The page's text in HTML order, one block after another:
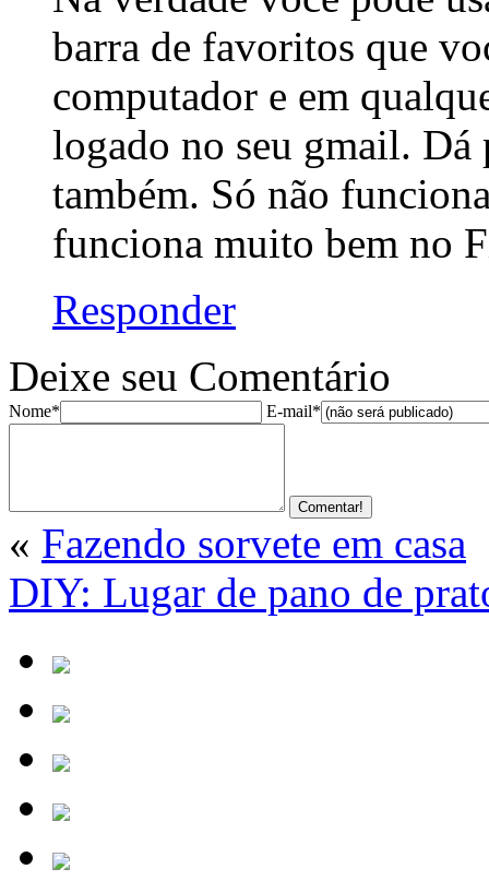
barra de favoritos que
computador e em
logado no seu gmail.
também. Só não
funciona muito bem no
Responder
Deixe seu Comentário
Nome* E-mail*
« Fazendo sorvete em casa
DIY: Lugar de pano de